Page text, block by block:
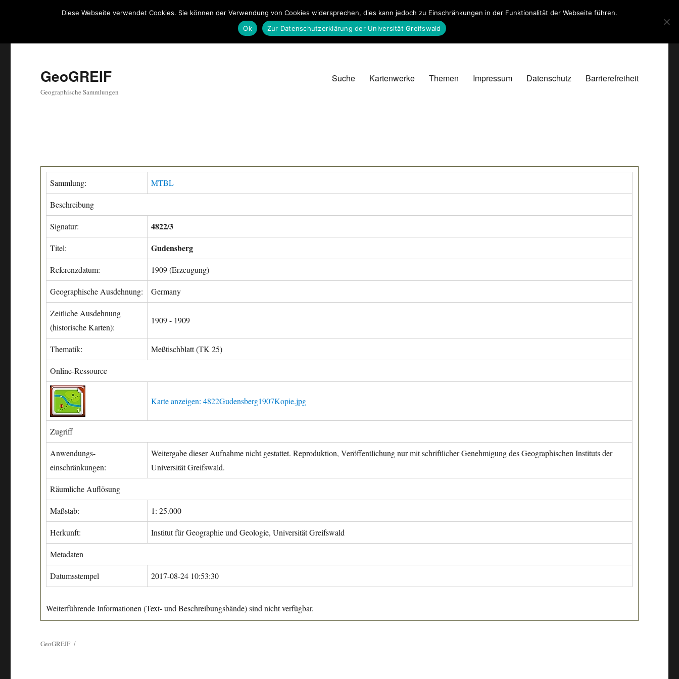
GeoGREIF
Geographische Sammlungen
Suche Kartenwerke Themen Impressum Datenschutz Barrierefreiheit
Sammlung: MTBL
Beschreibung
Signatur: 4822/3
Titel: Gudensberg
Referenzdatum: 1909 (Erzeugung)
Geographische Ausdehnung: Germany
Zeitliche Ausdehnung
(historische Karten):
1909 - 1909
Thematik: Meßtischblatt (TK 25)
Online-Ressource
Karte anzeigen: 4822Gudensberg1907Kopie.jpg
Zugriff
Anwendungs-
einschränkungen:
Weitergabe dieser Aufnahme nicht gestattet. Reproduktion, Veröffentlichung nur mit schriftlicher Genehmigung des Geographischen Instituts der
Universität Greifswald.
Räumliche Auflösung
Maßstab: 1: 25.000
Herkunft: Institut für Geographie und Geologie, Universität Greifswald
Metadaten
Datumsstempel 2017-08-24 10:53:30
Weiterführende Informationen (Text- und Beschreibungsbände) sind nicht verfügbar.
GeoGREIF
Diese Webseite verwendet Cookies. Sie können der Verwendung von Cookies widersprechen, dies kann jedoch zu Einschränkungen in der Funktionalität der Webseite führen.
Ok
Zur Datenschutzerklärung der Universität Greifswald